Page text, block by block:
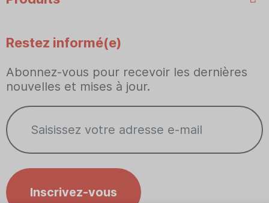
Restez informé(e)
Abonnez-vous pour recevoir les dernières
nouvelles et mises à jour.
Inscrivez-vous